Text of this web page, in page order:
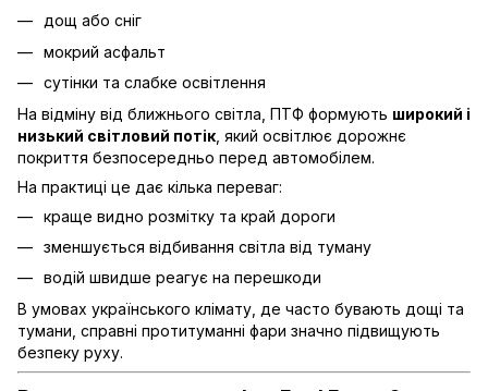
дощ або сніг
мокрий асфальт
сутінки та слабке освітлення
На відміну від ближнього світла, ПТФ формують широкий і
низький світловий потік , який освітлює дорожнє
покриття безпосередньо перед автомобілем.
На практиці це дає кілька переваг:
краще видно розмітку та край дороги
зменшується відбивання світла від туману
водій швидше реагує на перешкоди
В умовах українського клімату, де часто бувають дощі та
тумани, справні протитуманні фари значно підвищують
безпеку руху.